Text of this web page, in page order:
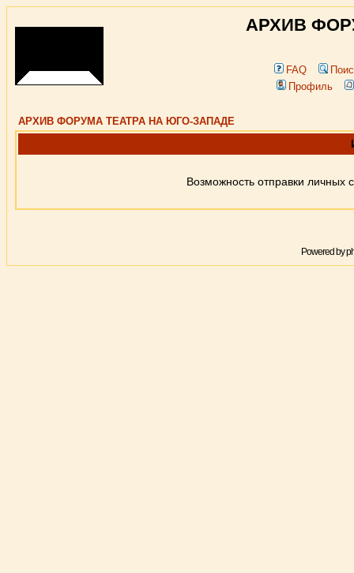
АРХИВ
FAQ
Профиль
АРХИВ ФОРУМА ТЕАТРА НА ЮГО-ЗАПАДЕ
Возможность отправки
Powered by